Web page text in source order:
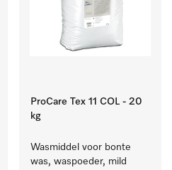
ProCare Tex 11 COL - 20
kg
Wasmiddel voor bonte
was, waspoeder, mild